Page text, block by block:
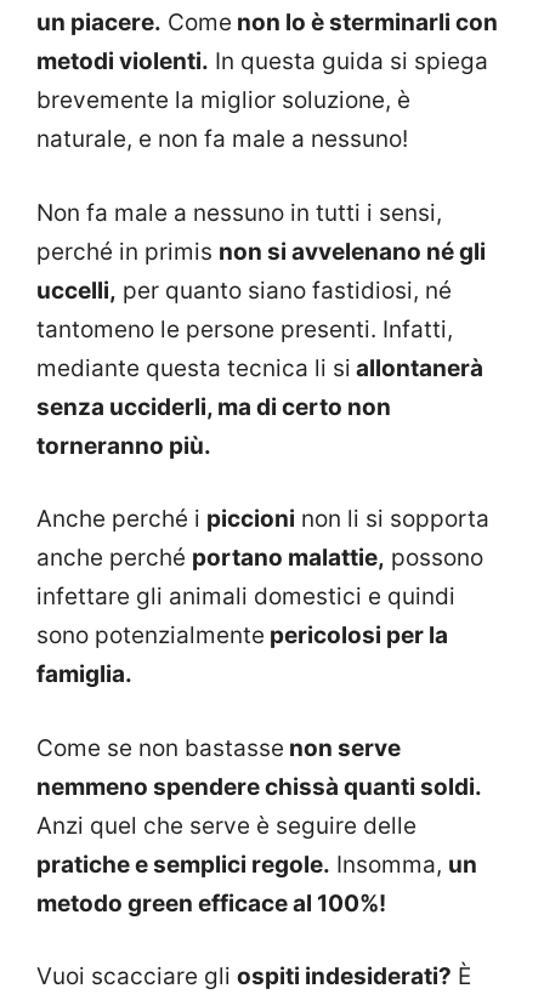
un piacere. Come non lo è sterminarli con
metodi violenti. In questa guida si spiega
brevemente la miglior soluzione, è
naturale, e non fa male a nessuno!
Non fa male a nessuno in tutti i sensi,
perché in primis non si avvelenano né gli
uccelli, per quanto siano fastidiosi, né
tantomeno le persone presenti. Infatti,
mediante questa tecnica li si allontanerà
senza ucciderli, ma di certo non
torneranno più.
Anche perché i piccioni non li si sopporta
anche perché portano malattie, possono
infettare gli animali domestici e quindi
sono potenzialmente pericolosi per la
famiglia.
Come se non bastasse non serve
nemmeno spendere chissà quanti soldi.
Anzi quel che serve è seguire delle
pratiche e semplici regole. Insomma, un
metodo green efficace al 100%!
Vuoi scacciare gli ospiti indesiderati? È